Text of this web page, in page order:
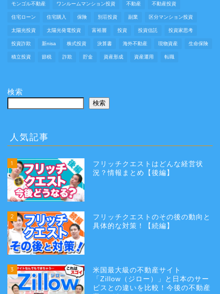
モンゴル不動産 ワンルームマンション投資 不動産 不動産投資
住宅ローン 住宅購入 保険 別荘投資 副業 区分マンション投資
太陽光投資 太陽光発電投資 富裕層 投資 投資信託 投資家思考
投資詐欺 新nisa 株式投資 決算書 海外不動産 現物資産 生命保険
積立投資 節税 詐欺 貯金 資産形成 資産運用 転職
検索
検索
人気記事
1
フリッチクエストはどんな経営状
況？情報まとめ【後編】
2
フリッチクエストのその後の動向と
具体的な対策！【続編】
3
米国最大級の不動産サイト
「Zillow（ジロー）」と日本のサー
ビスとの違いを比較！今後の不動産